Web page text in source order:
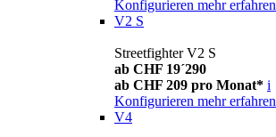
Konfigurieren mehr erfahren
V2 S
Streetfighter V2 S
ab CHF 19´290
ab CHF 209 pro Monat* i
Konfigurieren mehr erfahren
V4